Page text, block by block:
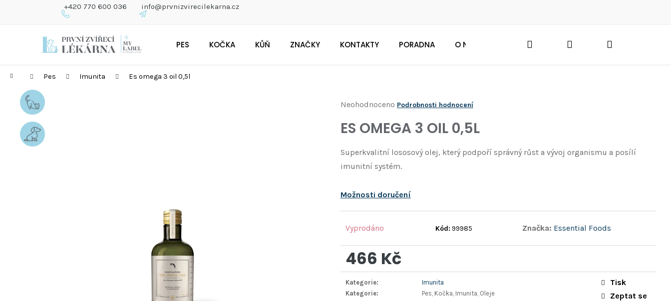
+420 770 600 036 info@prvnizvirecilekarna.cz
PES KOČKA KŮŇ ZNAČKY KONTAKTY PORADNA O NÁS Hledat PřihlášeníNákupní
Domů Pes Imunita Es omega 3 oil 0,5l
Průměrné
produktu
0,0
hvězdiček.
Neohodnoceno Podrobnosti hodnocení
ES OMEGA 3 OIL 0,5L
Superkvalitní lososový olej, který podpoří správný růst a vývoj organismu a posílí
imunitní systém.
Možnosti doručení
Vyprodáno Kód: 99985 Značka: Essential Foods
466 Kč
Měrná
cena:
Kategorie:
Imunita
Kategorie: Pes, Kočka, Imunita, Oleje
Tisk
Zeptat se
obchodu
obchodu
CO POTŘEBUJETE NAJÍT?